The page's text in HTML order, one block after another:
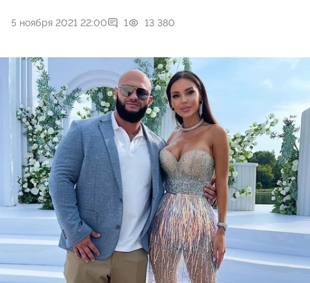
5 ноября 2021 22:00 1 13 380